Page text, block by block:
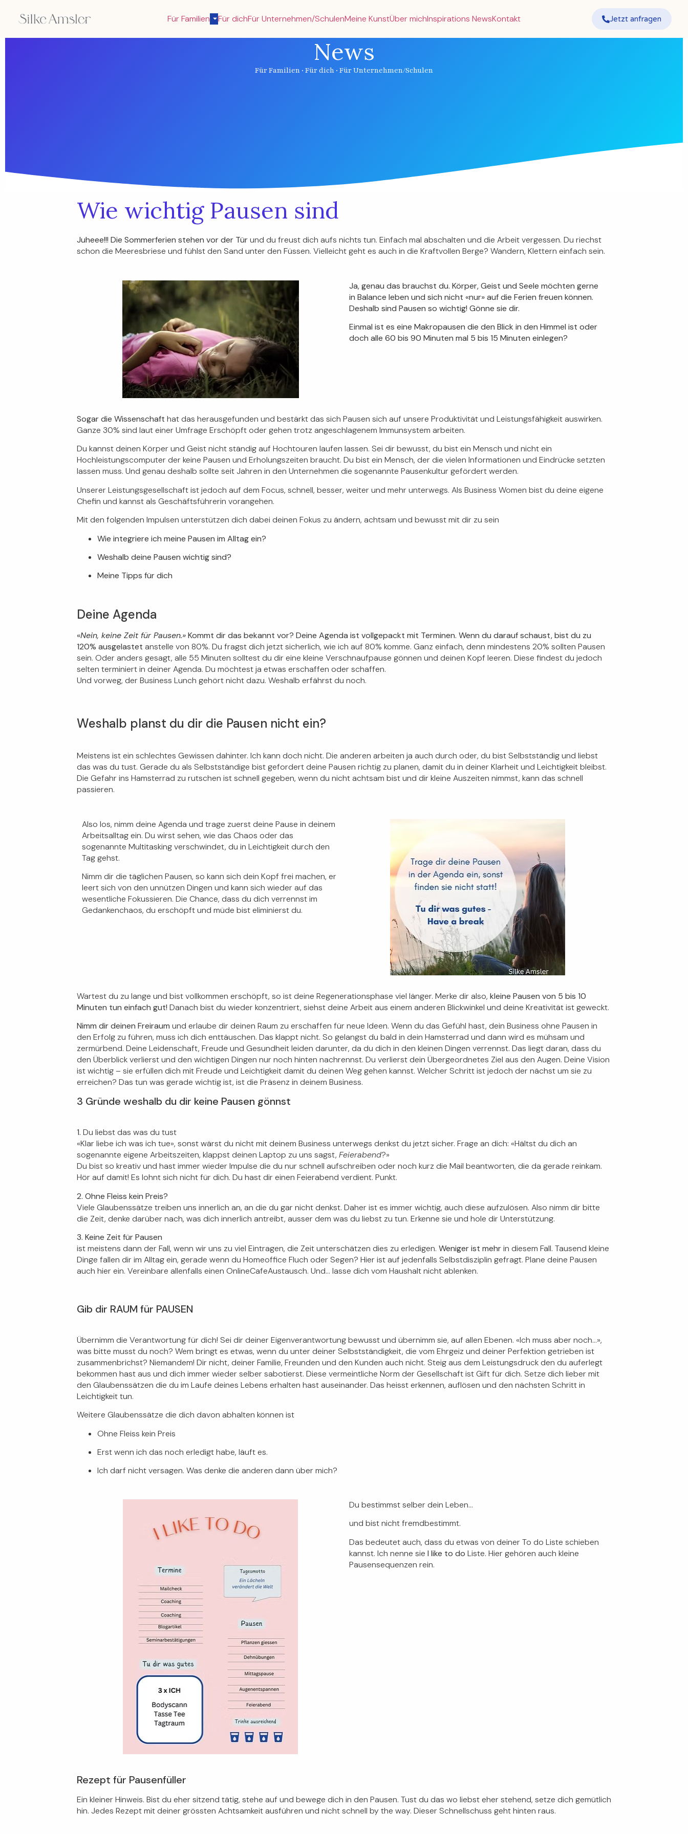
Für Familien Für dichFür Unternehmen/SchulenMeine KunstÜber michInspirations NewsKontakt Jetzt anfragen
News
Für Familien · Für dich · Für Unternehmen/Schulen
Wie wichtig Pausen sind
Juheee!!! Die Sommerferien stehen vor der Türund du freust dich aufs nichts tun. Einfach mal abschalten und die Arbeit vergessen. Du riechst
schon die Meeresbriese und fühlst den Sand unter den Füssen. Vielleicht geht es auch in die Kraftvollen Berge? Wandern, Klettern einfach sein.
Ja, genau das brauchst du. Körper, Geist und Seele möchten gerne
in Balance leben und sich nicht «nur» auf die Ferien freuen können.
Deshalb sind Pausen so wichtig! Gönne sie dir.
Einmal ist es eine Makropausen die den Blick in den Himmel ist oder
doch alle 60 bis 90 Minuten mal 5 bis 15 Minuten einlegen?
Sogar die Wissenschaft hat das herausgefunden und bestärkt das sich Pausen sich auf unsere Produktivität und Leistungsfähigkeit auswirken.
Ganze 30% sind laut einer Umfrage Erschöpft oder gehen trotz angeschlagenem Immunsystem arbeiten.
Du kannst deinen Körper und Geist nicht ständig auf Hochtouren laufen lassen. Sei dir bewusst, du bist ein Mensch und nicht ein
Hochleistungscomputer der keine Pausen und Erholungszeiten braucht. Du bist ein Mensch, der die vielen Informationen und Eindrücke setzten
lassen muss. Und genau deshalb sollte seit Jahren in den Unternehmen die sogenannte Pausenkultur gefördert werden.
Unserer Leistungsgesellschaft ist jedoch auf dem Focus, schnell, besser, weiter und mehr unterwegs. Als Business Women bist du deine eigene
Chefin und kannst als Geschäftsführerin vorangehen.
Mit den folgenden Impulsen unterstützen dich dabei deinen Fokus zu ändern, achtsam und bewusst mit dir zu sein
Wie integriere ich meine Pausen im Alltag ein?
Weshalb deine Pausen wichtig sind?
Meine Tipps für dich
Deine Agenda
«Nein, keine Zeit für Pausen.»Kommt dir das bekannt vor? Deine Agenda ist vollgepackt mit Terminen. Wenn du darauf schaust, bist du zu
120% ausgelastet anstelle von 80%. Du fragst dich jetzt sicherlich, wie ich auf 80% komme. Ganz einfach, denn mindestens 20% sollten Pausen
sein. Oder anders gesagt, alle 55 Minuten solltest du dir eine kleine Verschnaufpause gönnen und deinen Kopf leeren. Diese findest du jedoch
selten terminiert in deiner Agenda. Du möchtest ja etwas erschaffen oder schaffen.
Und vorweg, der Business Lunch gehört nicht dazu. Weshalb erfährst du noch.
Weshalb planst du dir die Pausen nicht ein?
Meistens ist ein schlechtes Gewissen dahinter. Ich kann doch nicht. Die anderen arbeiten ja auch durch oder, du bist Selbstständig und liebst
das was du tust. Gerade du als Selbstständige bist gefordert deine Pausen richtig zu planen, damit du in deiner Klarheit und Leichtigkeit bleibst.
Die Gefahr ins Hamsterrad zu rutschen ist schnell gegeben, wenn du nicht achtsam bist und dir kleine Auszeiten nimmst, kann das schnell
passieren.
Also los, nimm deine Agenda und trage zuerst deine Pause in deinem
Arbeitsalltag ein. Du wirst sehen, wie das Chaos oder das
sogenannte Multitasking verschwindet, du in Leichtigkeit durch den
Tag gehst.
Nimm dir die täglichen Pausen, so kann sich dein Kopf frei machen, er
leert sich von den unnützen Dingen und kann sich wieder auf das
wesentliche Fokussieren. Die Chance, dass du dich verrennst im
Gedankenchaos, du erschöpft und müde bist eliminierst du.
Wartest du zu lange und bist vollkommen erschöpft, so ist deine Regenerationsphase viel länger. Merke dir also, kleine Pausen von 5 bis 10
Minuten tun einfach gut! Danach bist du wieder konzentriert, siehst deine Arbeit aus einem anderen Blickwinkel und deine Kreativität ist geweckt.
Nimm dir deinen Freiraum und erlaube dir deinen Raum zu erschaffen für neue Ideen. Wenn du das Gefühl hast, dein Business ohne Pausen in
den Erfolg zu führen, muss ich dich enttäuschen. Das klappt nicht. So gelangst du bald in dein Hamsterrad und dann wird es mühsam und
zermürbend. Deine Leidenschaft, Freude und Gesundheit leiden darunter, da du dich in den kleinen Dingen verrennst. Das liegt daran, dass du
den Überblick verlierst und den wichtigen Dingen nur noch hinten nachrennst. Du verlierst dein Übergeordnetes Ziel aus den Augen. Deine Vision
ist wichtig – sie erfüllen dich mit Freude und Leichtigkeit damit du deinen Weg gehen kannst. Welcher Schritt ist jedoch der nächst um sie zu
erreichen? Das tun was gerade wichtig ist, ist die Präsenz in deinem Business.
3 Gründe weshalb du dir keine Pausen gönnst
1. Du liebst das was du tust
«Klar liebe ich was ich tue», sonst wärst du nicht mit deinem Business unterwegs denkst du jetzt sicher. Frage an dich: «Hältst du dich an
sogenannte eigene Arbeitszeiten, klappst deinen Laptop zu uns sagst, Feierabend?»
Du bist so kreativ und hast immer wieder Impulse die du nur schnell aufschreiben oder noch kurz die Mail beantworten, die da gerade reinkam.
Hör auf damit! Es lohnt sich nicht für dich. Du hast dir einen Feierabend verdient. Punkt.
2. Ohne Fleiss kein Preis?
Viele Glaubenssätze treiben uns innerlich an, an die du gar nicht denkst. Daher ist es immer wichtig, auch diese aufzulösen. Also nimm dir bitte
die Zeit, denke darüber nach, was dich innerlich antreibt, ausser dem was du liebst zu tun. Erkenne sie und hole dir Unterstützung.
3. Keine Zeit für Pausen
ist meistens dann der Fall, wenn wir uns zu viel Eintragen, die Zeit unterschätzen dies zu erledigen. Weniger ist mehrin diesem Fall. Tausend kleine
Dinge fallen dir im Alltag ein, gerade wenn du Homeoffice Fluch oder Segen? Hier ist auf jedenfalls Selbstdisziplin gefragt. Plane deine Pausen
auch hier ein. Vereinbare allenfalls einen OnlineCafeAustausch. Und… lasse dich vom Haushalt nicht ablenken.
Gib dir RAUM für PAUSEN
Übernimm die Verantwortung für dich! Sei dir deiner Eigenverantwortung bewusst und übernimm sie, auf allen Ebenen. «Ich muss aber noch…»,
was bitte musst du noch? Wem bringt es etwas, wenn du unter deiner Selbstständigkeit, die vom Ehrgeiz und deiner Perfektion getrieben ist
zusammenbrichst? Niemandem! Dir nicht, deiner Familie, Freunden und den Kunden auch nicht. Steig aus dem Leistungsdruck den du auferlegt
bekommen hast aus und dich immer wieder selber sabotierst. Diese vermeintliche Norm der Gesellschaft ist Gift für dich. Setze dich lieber mit
den Glaubenssätzen die du im Laufe deines Lebens erhalten hast auseinander. Das heisst erkennen, auflösen und den nächsten Schritt in
Leichtigkeit tun.
Weitere Glaubenssätze die dich davon abhalten können ist
Ohne Fleiss kein Preis
Erst wenn ich das noch erledigt habe, läuft es.
Ich darf nicht versagen. Was denke die anderen dann über mich?
Du bestimmst selber dein Leben…
und bist nicht fremdbestimmt.
Das bedeutet auch, dass du etwas von deiner To do Liste schieben
kannst. Ich nenne sie I like to do Liste. Hier gehören auch kleine
Pausensequenzen rein.
Rezept für Pausenfüller
Ein kleiner Hinweis. Bist du eher sitzend tätig, stehe auf und bewege dich in den Pausen. Tust du das wo liebst eher stehend, setze dich gemütlich
hin. Jedes Rezept mit deiner grössten Achtsamkeit ausführen und nicht schnell by the way. Dieser Schnellschuss geht hinten raus.